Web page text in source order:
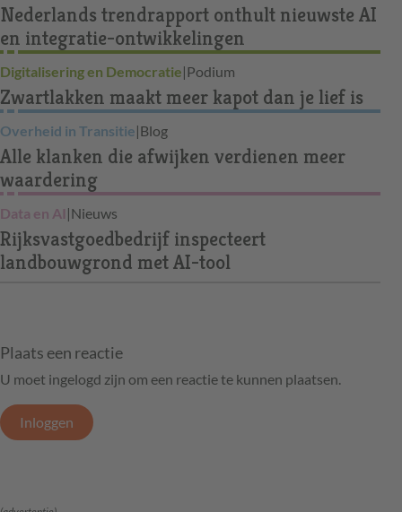
Nederlands trendrapport onthult nieuwste AI
en integratie-ontwikkelingen
Digitalisering en Democratie|Podium
Zwartlakken maakt meer kapot dan je lief is
Overheid in Transitie|Blog
Alle klanken die afwijken verdienen meer
waardering
Data en AI |Nieuws
Rijksvastgoedbedrijf inspecteert
landbouwgrond met AI-tool
Plaats een reactie
U moet ingelogd zijn om een reactie te kunnen plaatsen.
Inloggen